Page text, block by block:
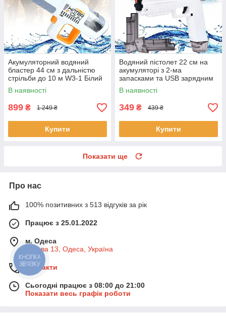
Акумуляторний водяний
бластер 44 см з дальністю
стрільби до 10 м W3-1 Білий
В наявності
899 ₴ 1 249 ₴
Купити
Водяний пістолет 22 см на
акумуляторі з 2-ма
запасками та USB зарядним
2108-18A Білий
В наявності
349 ₴ 439 ₴
Купити
Показати ще
Про нас
100% позитивних з 513 відгуків за рік
Працює з 25.01.2022
м. Одеса
Базова 13, Одеса, Україна
Контакти
Сьогодні працює з 08:00 до 21:00
Показати весь графік роботи
КНОПКА
ЗВ'ЯЗКУ